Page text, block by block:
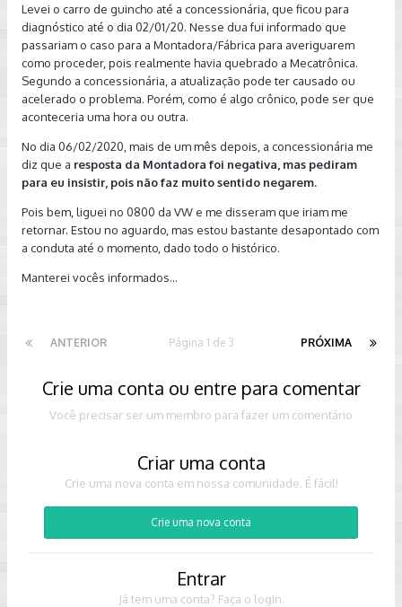
Levei o carro de guincho até a concessionária, que ficou para
diagnóstico até o dia 02/01/20. Nesse dua fui informado que
passariam o caso para a Montadora/Fábrica para averiguarem
como proceder, pois realmente havia quebrado a Mecatrônica.
Segundo a concessionária, a atualização pode ter causado ou
acelerado o problema. Porém, como é algo crônico, pode ser que
aconteceria uma hora ou outra.
No dia 06/02/2020, mais de um mês depois, a concessionária me
diz que a resposta da Montadora foi negativa, mas pediram
para eu insistir, pois não faz muito sentido negarem.
Pois bem, liguei no 0800 da VW e me disseram que iriam me
retornar. Estou no aguardo, mas estou bastante desapontado com
a conduta até o momento, dado todo o histórico.
Manterei vocês informados...
ANTERIOR PRÓXIMA
Página 1 de 3
Crie uma conta ou entre para comentar
Você precisar ser um membro para fazer um comentário
Criar uma conta
Crie uma nova conta em nossa comunidade. É fácil!
Crie uma nova conta
Entrar
Já tem uma conta? Faça o login.